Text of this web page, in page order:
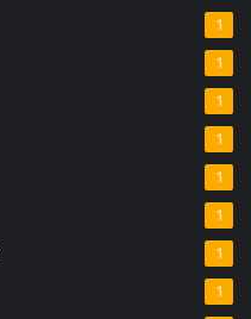
1
1
1
1
1
1
1
1